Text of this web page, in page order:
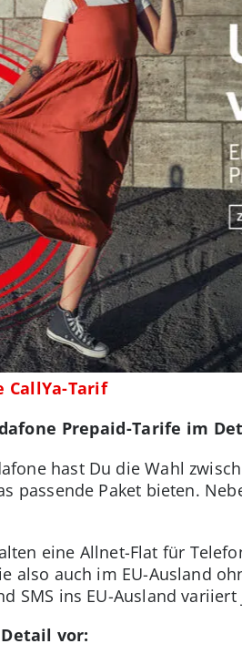
CallYa-Tarif
Prepaid-Tarife im
hast Du die Wahl
passende Paket bieten.
eine Allnet-Flat für
also auch im EU-Ausland
SMS ins EU-Ausland variiert
vor: